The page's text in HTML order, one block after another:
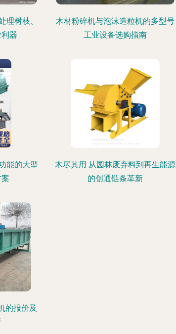
理树枝、
器
木材粉碎机与泡沫造粒机的多型号
工业设备选购指南
能的大型
木尽其用 从园林废弃料到再生能源
的创通链条革新
的报价及